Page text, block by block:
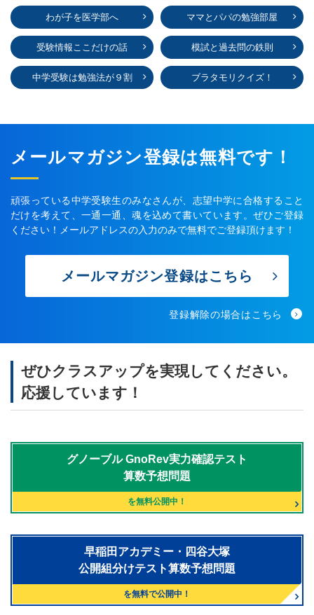
わが子を医学部へ ママとパパの勉強部屋
受験情報ここだけの話 模試と過去問の鉄則
中学受験は勉強法が９割 ブラタモリクイズ！
メールマガジン登録は無料です！
頑張っている中学受験生のみなさんが、志望中学に合格すること
だけを考えて、一通一通、魂を込めて書いています。ぜひご登録
ください！メールアドレスの入力のみで無料でご登録頂けます！
メールマガジン登録はこちら
登録解除の場合はこちら
ぜひクラスアップを実現してください。
応援しています！
グノーブルGnoRev実力確認テスト
算数予想問題
を無料公開中！
早稲田アカデミー・四谷大塚
公開組分けテスト算数予想問題
を無料で公開中！